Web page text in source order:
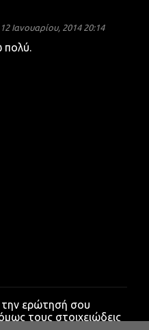
12 Ιανουαρίου, 2014 20:14
πολύ.
ερώτησή σου
τους στοιχειώδεις